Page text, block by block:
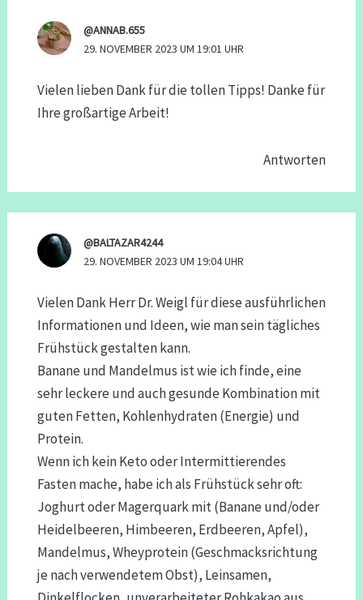
@ANNAB.655
29. NOVEMBER 2023 UM 19:01 UHR
Vielen lieben Dank für die tollen Tipps! Danke für
Ihre großartige Arbeit!
Antworten
@BALTAZAR4244
29. NOVEMBER 2023 UM 19:04 UHR
Vielen Dank Herr Dr. Weigl für diese ausführlichen
Informationen und Ideen, wie man sein tägliches
Frühstück gestalten kann.
Banane und Mandelmus ist wie ich finde, eine
sehr leckere und auch gesunde Kombination mit
guten Fetten, Kohlenhydraten (Energie) und
Protein.
Wenn ich kein Keto oder Intermittierendes
Fasten mache, habe ich als Frühstück sehr oft:
Joghurt oder Magerquark mit (Banane und/oder
Heidelbeeren, Himbeeren, Erdbeeren, Apfel),
Mandelmus, Wheyprotein (Geschmacksrichtung
je nach verwendetem Obst), Leinsamen,